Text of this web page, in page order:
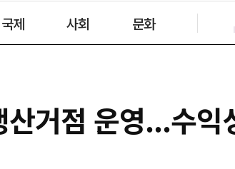
국제 사회 문화
거점 운영...수익